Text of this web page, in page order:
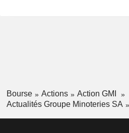
Bourse Actions
Action GMI
Actualités Groupe Minoteries SA